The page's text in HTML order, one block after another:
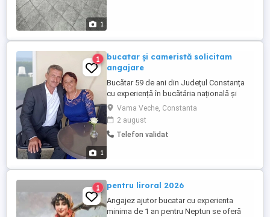
1
1
1
bucatar și cameristă solicitam
angajare
Bucătar 59 de ani din Județul Constanța
cu experiență în bucătăria națională și
internațională,solicit angajare oriunde în
țară dacă se oferă cazare și un salariu
decent în funcție de munca depusă!
Vama Veche, Constanta
2 august
Telefon validat
1 pentru liroral 2026
Angajez ajutor bucatar cu experienta
minima de 1 an pentru Neptun se oferă